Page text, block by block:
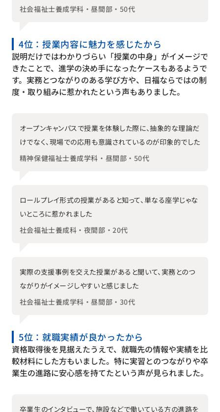
社会福祉士養成学科・昼間部・50代
4位：授業内容に魅力を感じたから
説明だけではわかりづらい「授業の中身」がイメージで
きたことで、進学の決め手になったケースもあるようで
す。実務とつながりのある学び方や、日福ならではの制
度・取り組みに惹かれたという声もありました。
オープンキャンパスで授業を体験した際に、抽象的な理論だ
けでなく、現場での応用も意識されているのが印象的でした
精神保健福祉士養成学科・昼間部・50代
ロールプレイ形式の授業があると知って、単なる座学じゃな
いところに惹かれました
社会福祉士養成科・夜間部・20代
実際の支援事例を交えた授業があると聞いて、実務とのつ
ながりがイメージしやすいと感じました
社会福祉士養成学科・昼間部・30代
5位：就職実績が良かったから
資格取得後を見据えたうえで、就職先の情報や実績を比
較材料にした方もいました。特に実習とのつながりや卒
業生の進路に安心感を持てたという声が見られました。
卒業生のインタビューで、施設などで働いている方の進路を